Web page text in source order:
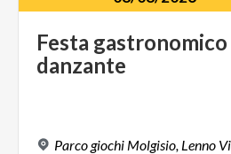
Festa gastronomico
danzante
Parco giochi Molgisio, Lenno